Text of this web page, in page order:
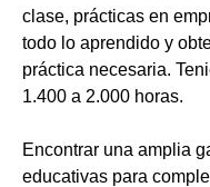
clase, prácticas en
todo lo aprendido y
práctica necesaria.
1.400 a 2.000 horas.
Encontrar una amplia
educativas para